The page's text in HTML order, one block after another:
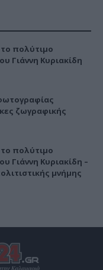
πολύτιμο
Γιάννη Κυριακίδη
ζωγραφικής
πολύτιμο
Γιάννη Κυριακίδη –
μνήμης